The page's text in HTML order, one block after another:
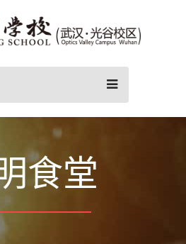
食堂